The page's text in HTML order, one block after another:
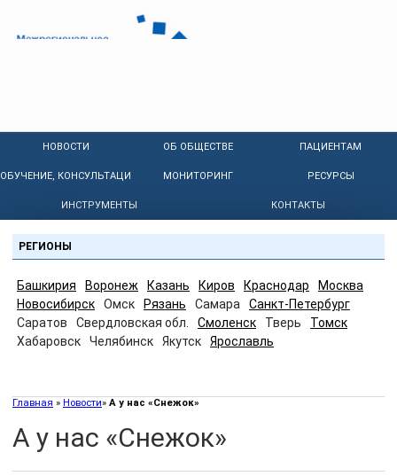
НОВОСТИ ОБ ОБЩЕСТВЕ ПАЦИЕНТАМ
ОБУЧЕНИЕ, КОНСУЛЬТАЦИИ МОНИТОРИНГ РЕСУРСЫ
ИНСТРУМЕНТЫ КОНТАКТЫ
РЕГИОНЫ
Башкирия Воронеж Казань Киров Краснодар
Москва
Новосибирск
Омск Рязань Самара
Санкт-Петербург
Саратов
Свердловская обл. Смоленск Тверь
Томск
Хабаровск
Челябинск Якутск Ярославль
Главная » Новости» А у нас «Снежок»
А у нас «Снежок»